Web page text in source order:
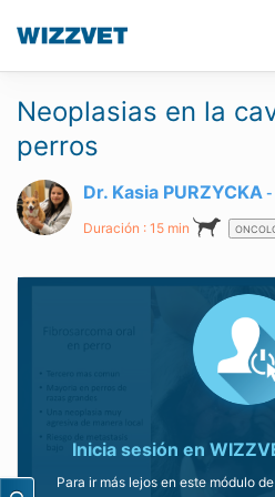
Neoplasias en la
perros
Dr. Kasia PURZYCKA
Duración : 15 min
Inicia sesión en
Para ir más lejos en este módulo